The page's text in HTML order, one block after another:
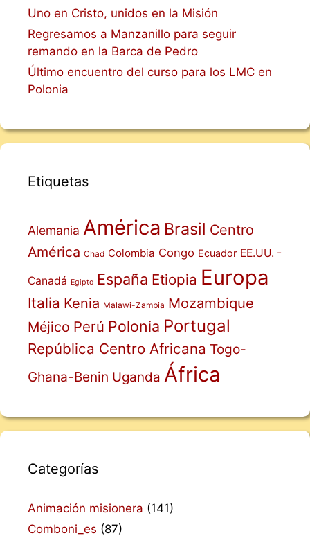
Uno en Cristo, unidos en la Misión
Regresamos a Manzanillo para seguir
remando en la Barca de Pedro
Último encuentro del curso para los LMC en
Polonia
Etiquetas
Alemania América Brasil Centro
América Chad Colombia Congo Ecuador EE.UU. -
Canadá Egipto España Etiopia Europa
Italia Kenia Malawi-Zambia Mozambique
Méjico Perú Polonia Portugal
República Centro Africana Togo-
Ghana-Benin Uganda África
Categorías
Animación misionera (141)
Comboni_es (87)